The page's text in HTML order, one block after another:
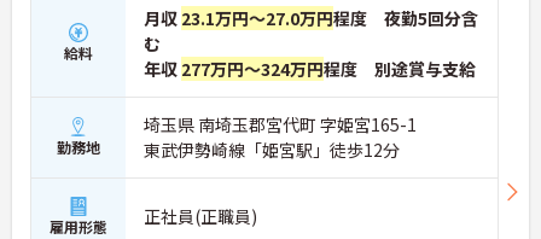
給料
月収 23.1万円～27.0万円程度 夜勤5回分含
む
年収 277万円～324万円程度 別途賞与支給
勤務地
埼玉県 南埼玉郡宮代町 字姫宮165-1
東武伊勢崎線「姫宮駅」徒歩12分
雇用形態 正社員(正職員)